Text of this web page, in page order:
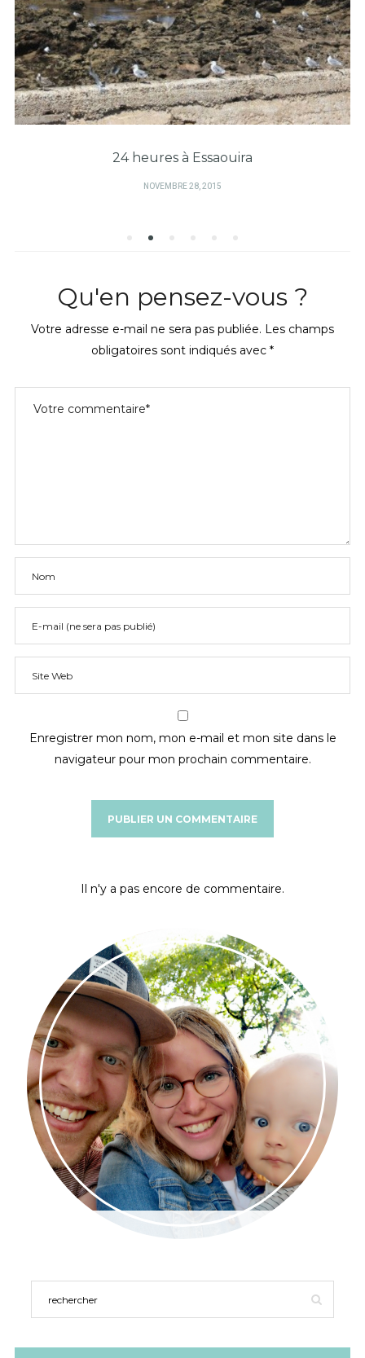
24 heures à Essaouira
PUBLIÉ
NOVEMBRE 28, 2015
Qu'en pensez-vous ?
Votre adresse e-mail ne sera pas publiée. Les champs
obligatoires sont indiqués avec *
Enregistrer mon nom, mon e-mail et mon site dans le
navigateur pour mon prochain commentaire.
Il n'y a pas encore de commentaire.